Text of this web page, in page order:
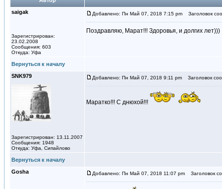
saigak
Зарегистрирован:
23.02.2008
Сообщения: 603
Откуда: Уфа
Добавлено: Пн Май 07, 2018 7:15 pm Заголовок
Поздравляю, Марат!!! Здоровья, и долгих лет)))
Вернуться к началу
SNK979
Зарегистрирован: 13.11.2007
Сообщения: 1948
Откуда: Уфа, Сипайлово
Добавлено: Пн Май 07, 2018 9:11 pm Заголовок
Маратко!!! С днюхой!!!
Вернуться к началу
Gosha
Добавлено: Пн Май 07, 2018 11:07 pm Заголовок